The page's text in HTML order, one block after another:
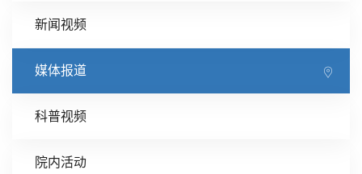
新闻视频
媒体报道
科普视频
院内活动